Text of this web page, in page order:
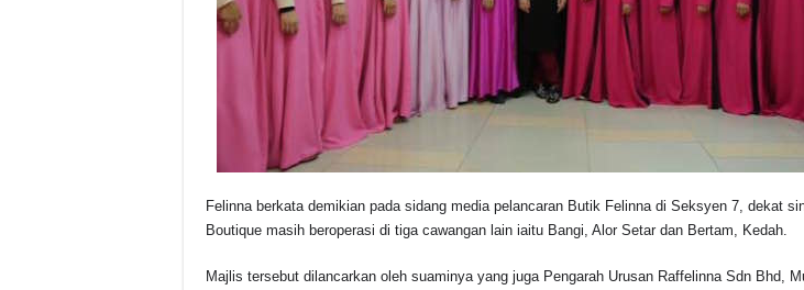
Felinna berkata demikian pada sidang media pelancaran Butik Felinna di Seksyen 7, dekat
Boutique masih beroperasi di tiga cawangan lain iaitu Bangi, Alor Setar dan Bertam, Kedah.
Majlis tersebut dilancarkan oleh suaminya yang juga Pengarah Urusan Raffelinna Sdn Bhd,